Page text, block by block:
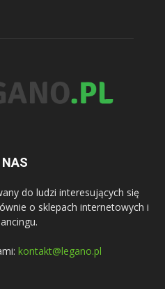
NAS
do ludzi interesujących się
o sklepach internetowych i
kontakt@legano.pl